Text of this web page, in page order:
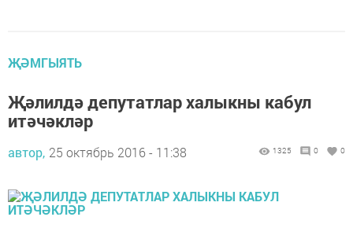
ҖӘМГЫЯТЬ
Җәлилдә депутатлар халыкны кабул
итәчәкләр
автор, 25 октябрь 2016 - 11:38 1325 0 0